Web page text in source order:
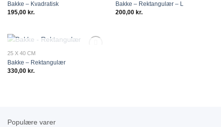
Bakke – Kvadratisk
195,00 kr.
Bakke – Rektangulær – L
200,00 kr.
KOMMER SNART
25 X 40 CM
Bakke – Rektangulær
330,00 kr.
Populære varer